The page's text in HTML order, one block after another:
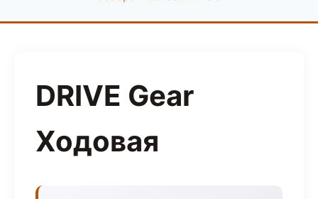
DRIVE Gear
Ходовая